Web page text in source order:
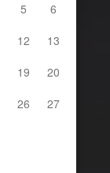
5
6
12
13
19
20
26
27